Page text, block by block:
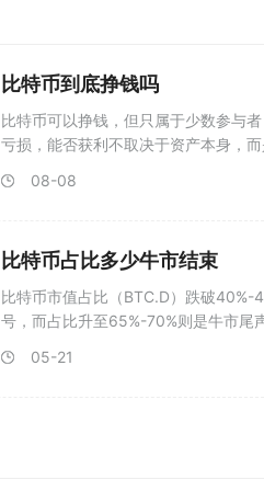
比特币到底挣钱吗
比特币可以挣钱，但只属于少数参与
亏损，能否获利不取决于资产本身，
08-08
比特币占比多少牛市结束
比特币市值占比（BTC.D）跌破40%-
号，而占比升至65%-70%则是牛市尾
05-21